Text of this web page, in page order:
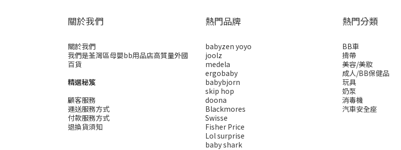
關於我們
關於我們
我們是荃灣區母嬰bb用品店高質量外國
百貨
精選秘笈
顧客服務
運送服務方式
付款服務方式
退換貨須知
熱門品牌
babyzen yoyo
joolz
medela
ergobaby
babybjorn
skip hop
doona
Blackmores
Swisse
Fisher Price
Lol surprise
baby shark
熱門分類
BB車
揹帶
美容/美妝
成人/BB保健品
玩具
奶泵
消毒機
汽車安全座